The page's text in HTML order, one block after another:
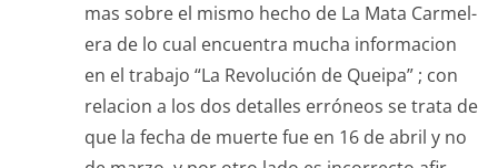
mas sobre el mis­mo hecho de La Mata Carmel­
era de lo cual encuen­tra mucha infor­ma­cion
en el tra­ba­jo “La Rev­olu­ción de Queipa” ; con
rela­cion a los dos detalles erró­neos se tra­ta de
que la fecha de muerte fue en 16 de abril y no